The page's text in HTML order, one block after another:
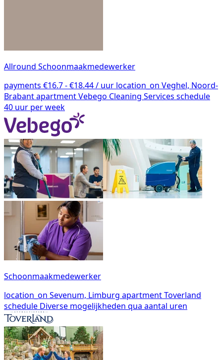
Allround Schoonmaakmedewerker
payments €16.7 - €18.44 / uur location_on Veghel, Noord-
BrabantapartmentVebego Cleaning Services schedule
40 uur per week
Schoonmaakmedewerker
location_on Sevenum, Limburg apartmentToverland
schedule Diverse mogelijkheden qua aantal uren